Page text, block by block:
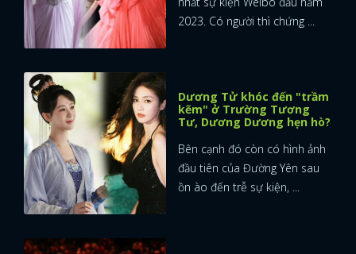
2023. Có người thì chứng ...
Dương Tử khóc đến "trầm
kẽm" ở Trường Tương
Tư, Dương Dương hẹn hò?
Bên cạnh đó còn có hình ảnh
đầu tiên của Đường Yên sau
ồn ào đến trễ sự kiện, ...